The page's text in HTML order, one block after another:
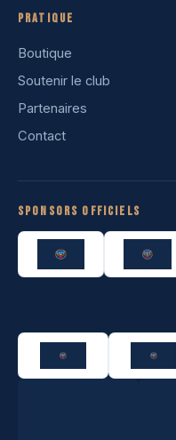
Pratique
Boutique
Soutenir le club
Partenaires
Contact
Sponsors officiels